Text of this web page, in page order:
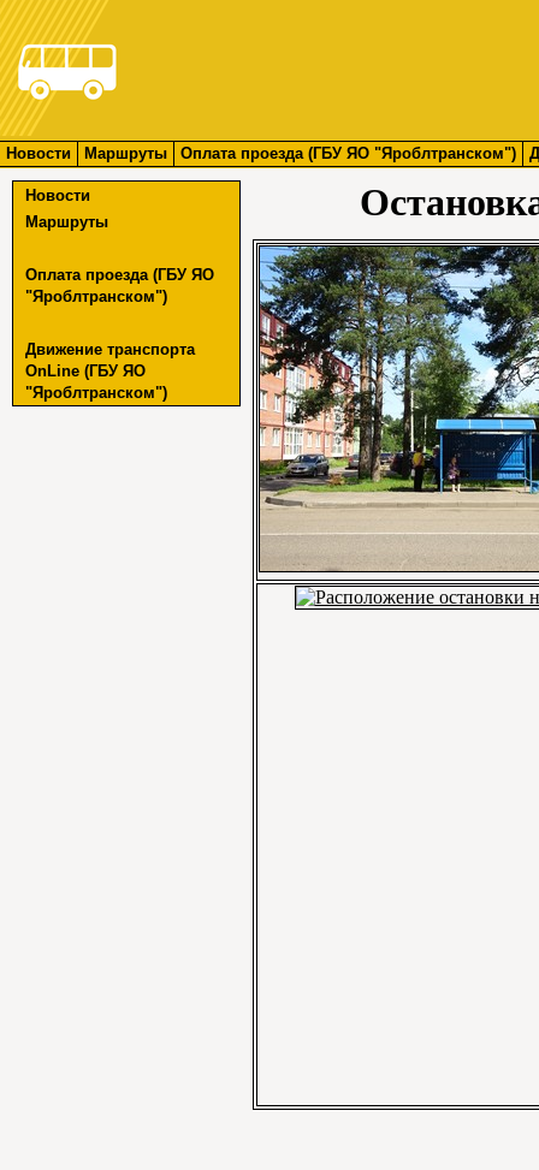
Новости Маршруты Оплата проезда (ГБУ ЯО "Яроблтранском")
Новости
Маршруты
Оплата проезда (ГБУ ЯО
"Яроблтранском")
Движение транспорта
OnLine (ГБУ ЯО
"Яроблтранском")